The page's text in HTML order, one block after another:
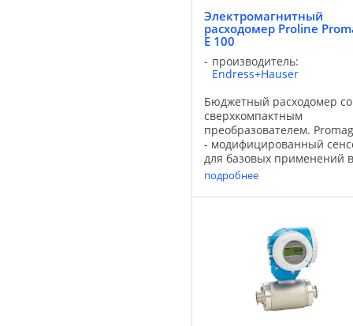
Электромагнитный
расходомер Proline
E 100
производитель:
Endress+Hauser
Бюджетный расходомер со
сверхкомпактным
преобразователем.
- модифицированный
для базовых применений в
химической
промышленности. Это
экономичное решение для
промышленности. В
сочетании с самым ...
подробнее